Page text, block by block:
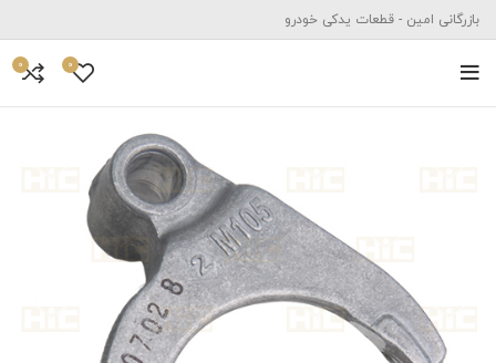
بازرگانی امین - قطعات یدکی خودرو
0
0